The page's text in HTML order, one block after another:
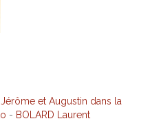
Jérôme et Augustin dans la
- BOLARD Laurent